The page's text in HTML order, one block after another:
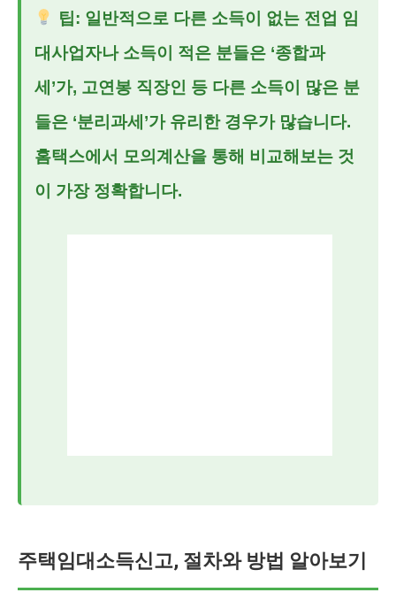
팁: 일반적으로 다른 소득이 없는 전업 임
대사업자나 소득이 적은 분들은 ‘종합과
세’가, 고연봉 직장인 등 다른 소득이 많은 분
들은 ‘분리과세’가 유리한 경우가 많습니다.
홈택스에서 모의계산을 통해 비교해보는 것
이 가장 정확합니다.
주택임대소득신고, 절차와 방법 알아보기